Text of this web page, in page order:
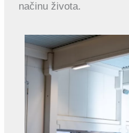
načinu života.